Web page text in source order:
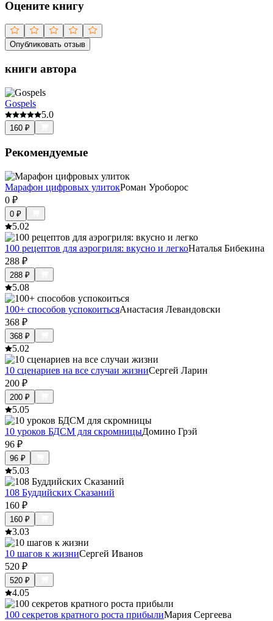
Оцените книгу
Опубликовать отзыв
книги автора
Gospels
5.0
160 ₽
Рекомендуемые
Марафон цифровых улитокРоман Уроборос
0 ₽
0 ₽
5.02
100 рецептов для аэрогриля: вкусно и легкоНаталья Бибекина
288 ₽
288 ₽
5.08
100+ способов успокоитьсяАнастасия Левандовски
368 ₽
368 ₽
5.02
10 сценариев на все случаи жизниСергей Ларин
200 ₽
200 ₽
5.05
10 уроков БДСМ для скромницыДомино Грэй
96 ₽
96 ₽
5.03
108 Буддийских Сказаний
160 ₽
160 ₽
3.03
10 шагов к жизниСергей Иванов
520 ₽
520 ₽
4.05
100 секретов кратного роста прибылиМария Сергеева